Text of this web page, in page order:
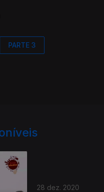
PARTE 3
28 dez. 2020